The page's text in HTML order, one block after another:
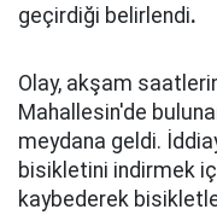
geçirdiği belirlendi.
Olay, akşam
Mahallesin'de
meydana geldi.
bisikletini indirmek
kaybederek